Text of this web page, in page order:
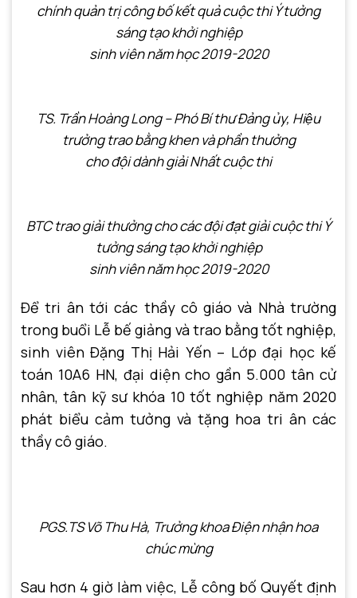
chính quản trịcông bố kết quả cuộc thi Ý tưởng
sáng tạo khởi nghiệp
sinh viên năm học 2019-2020
TS. Trần Hoàng Long – Phó Bí thư Đảng ủy, Hiệu
trưởngtrao bằng khen và phần thưởng
cho đội dành giải Nhất cuộc thi
BTC traogiải thưởng cho các đội đạt giải cuộc thi Ý
tưởng sáng tạo khởi nghiệp
sinh viên năm học 2019-2020
Để tri ân tới các thầy cô giáo và Nhà trường
trong buổi Lễ bế giảng và trao bằng tốt nghiệp,
sinh viên Đặng Thị Hải Yến – Lớp đại học kế
toán 10A6 HN, đại diện cho gần 5.000 tân cử
nhân, tân kỹ sư khóa 10 tốt nghiệp năm 2020
phát biểu cảm tưởng và tặng hoa tri ân các
thầy cô giáo.
PGS.TS Võ Thu Hà, Trưởng khoa Điện nhậnhoa
chúc mừng
Sau hơn 4 giờ làm việc, Lễ công bố Quyết định